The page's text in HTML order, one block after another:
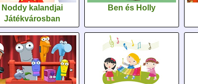
Noddy kalandjai
Játékvárosban
Ben és Holly